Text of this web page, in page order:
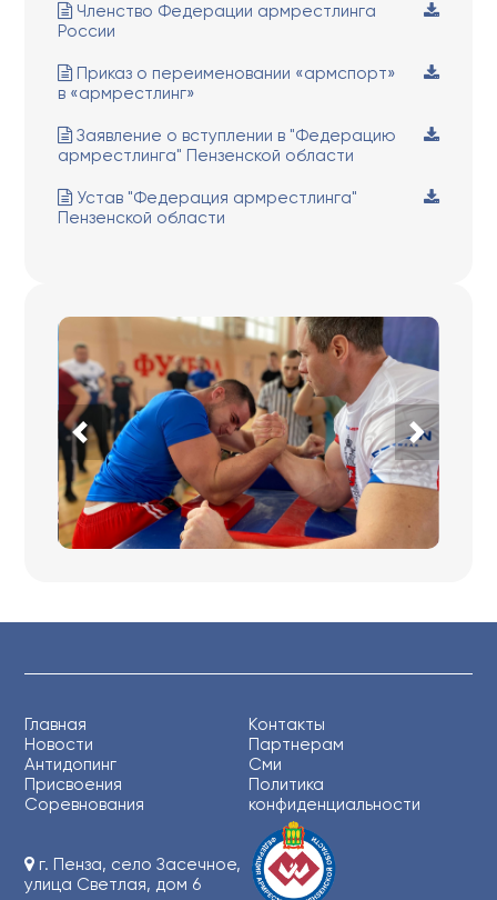
Членство Федерации армрестлинга
России
Приказ о переименовании «армспорт»
в «армрестлинг»
Заявление о вступлении в "Федерацию
армрестлинга" Пензенской области
Устав "Федерация армрестлинга"
Пензенской области
Главная
Новости
Антидопинг
Присвоения
Соревнования
Контакты
Партнерам
Сми
Политика
конфиденциальности
г. Пенза, село Засечное,
улица Светлая, дом 6